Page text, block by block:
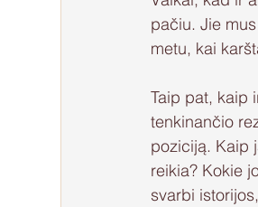
pačiu. Jie
metu, kai
Taip pat, kaip
tenkinančio
poziciją. Kaip
reikia? Kokie
svarbi